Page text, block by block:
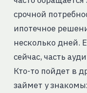
срочной
ипотечное
несколько дней.
сейчас, часть
Кто-то пойдет в
займет у